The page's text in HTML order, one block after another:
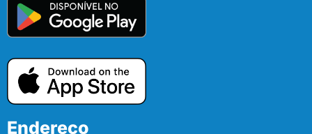
Endereço